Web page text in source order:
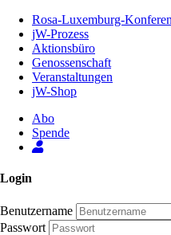
Inhalt
Seite
Rosa-Luxemburg-
jW-Prozess
Aktionsbüro
Genossenschaft
Veranstaltungen
jW-Shop
Abo
Spende
Login
Benutzername
Passwort